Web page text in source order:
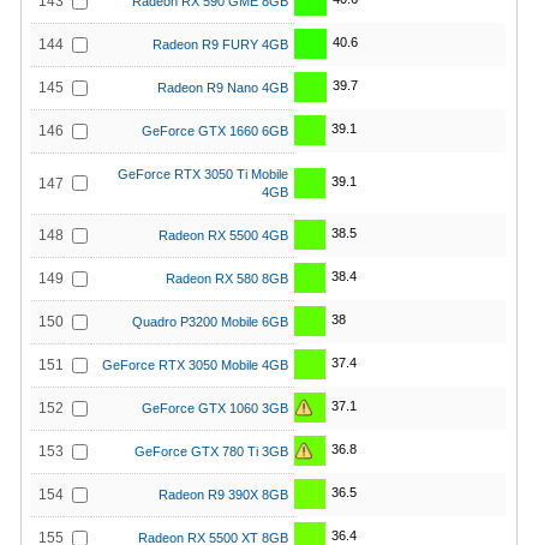
144 Radeon R9 FURY 4GB 40.6
145 Radeon R9 Nano 4GB 39.7
146 GeForce GTX 1660 6GB 39.1
147
GeForce RTX 3050 Ti Mobile
4GB
39.1
148 Radeon RX 5500 4GB 38.5
149 Radeon RX 580 8GB 38.4
150 Quadro P3200 Mobile 6GB 38
151 GeForce RTX 3050 Mobile 4GB 37.4
152 GeForce GTX 1060 3GB 37.1
153 GeForce GTX 780 Ti 3GB 36.8
154 Radeon R9 390X 8GB 36.5
155 Radeon RX 5500 XT 8GB 36.4